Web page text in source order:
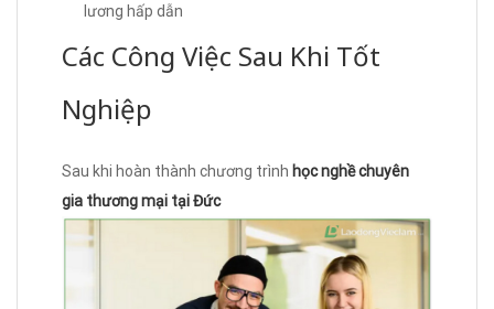
lương hấp dẫn
Các Công Việc Sau Khi Tốt
Nghiệp
Sau khi hoàn thành chương trình học nghề chuyên
gia thương mại tại Đức